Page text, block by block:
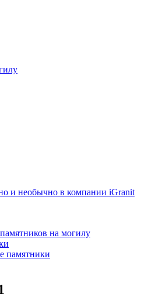
и необычно в компании iGranit
на могилу
памятники